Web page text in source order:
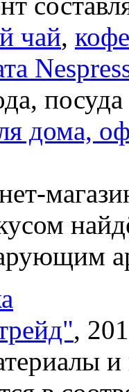
чай,
дома,
,